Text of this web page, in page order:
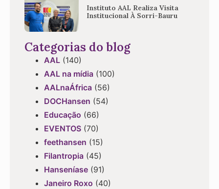
Instituto AAL Realiza Visita
Institucional À Sorri-Bauru
Categorias do blog
AAL (140)
AAL na mídia (100)
AALnaÁfrica (56)
DOCHansen (54)
Educação (66)
EVENTOS (70)
feethansen (15)
Filantropia (45)
Hanseníase (91)
Janeiro Roxo (40)